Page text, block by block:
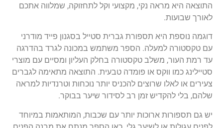
התוצאה היא מראה נקי, מקצועי וקל לתחזוקה, שמלווה אתכם
לאורך שבועות.
דוגמה נוספת היא תספורת גברית סטייל בסגנון פייד מודרני
עם טקסטורה למעלה. הספר משתמש במכונה לגרד בהדרגה
עד רמת העור, משלב טקסטורה בחלק העליון ומסיים עם מוצרי
סטיילינג כמו ווקס או פומדה טבעית. התוצאה מתאימה לגברים
צעירים או לאלו שרוצים להכניס יותר נוכחות וטרנדיות למראה
שלהם, בלי להקדיש זמן רב לסידור שיער בבוקר.
יש גם תספורות ארוכות יותר עם שכבות, המותאמות במיוחד